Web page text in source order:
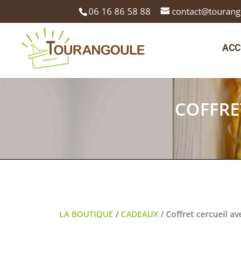
06 16 86 58 88
LA BOUTIQUE / CADEAUX/ Coffret cercueil